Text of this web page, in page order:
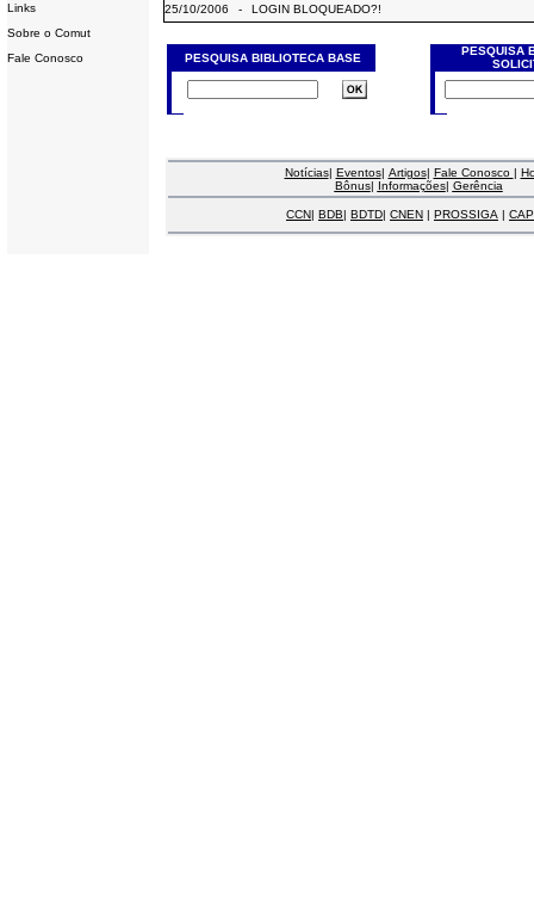
Links
Sobre o Comut
Fale Conosco
25/10/2006
- LOGIN BLOQUEADO?!
PESQUISA BIBLIOTECA BASE
PESQUISA
Notícias| Eventos| Artigos| Fale Conosco |
Bônus| Informações| Gerência
CCN| BDB| BDTD| CNEN | PROSSIGA |